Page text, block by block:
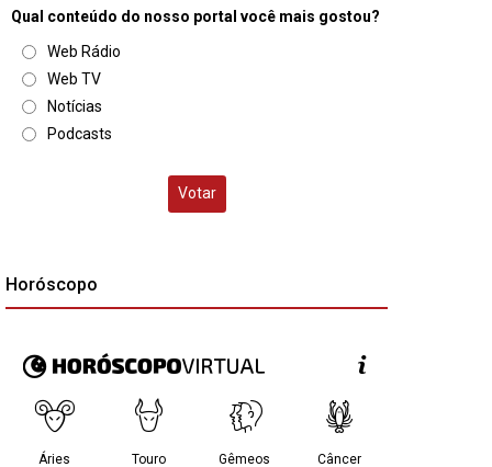
Qual conteúdo do nosso portal você mais gostou?
Web Rádio
Web TV
Notícias
Podcasts
Votar
Horóscopo